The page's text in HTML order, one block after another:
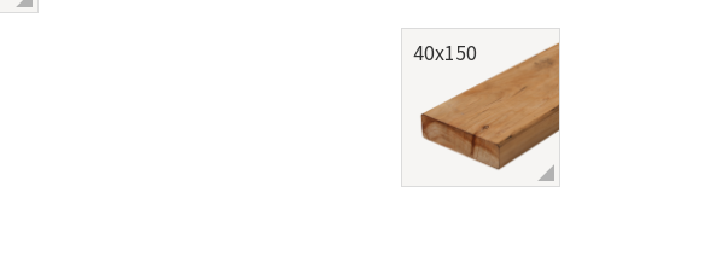
40x150